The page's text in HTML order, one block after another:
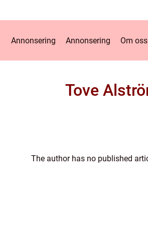
Annonsering Annonsering Om oss
Tove
The author has no published